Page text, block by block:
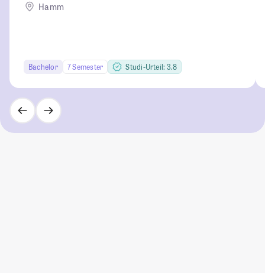
Hamm
Bachelor 7 Semester Studi-Urteil: 3.8